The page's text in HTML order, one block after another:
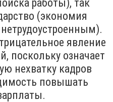
работы), так
(экономия
явление
поскольку означает
нехватку кадров
повышать